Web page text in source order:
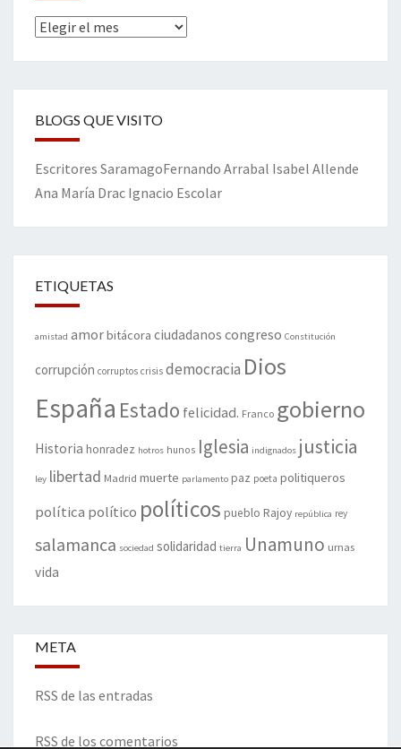
Archivos
BLOGS QUE VISITO
Escritores SaramagoFernando Arrabal Isabel Allende
Ana María Drac Ignacio Escolar
ETIQUETAS
amistad amorbitácora ciudadanos congreso Constitución
corrupción corruptos crisis democracia Dios
España Estado felicidad. Franco gobierno
Historia honradez hotros hunos Iglesia indignados justicia
ley libertad Madrid muerte parlamento paz poeta politiqueros
política político políticos pueblo Rajoy república rey
salamanca sociedad solidaridad tierra Unamuno urnas
vida
META
RSS de las entradas
RSS de los comentarios